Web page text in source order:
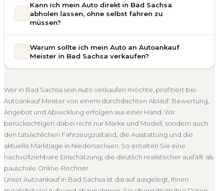
Bewertung ein. Anders als Online-Rechner berücksichtigen
wir den realen Zustand und die aktuelle Nachfrage für eine
Getriebeschaden
Faire Bewertung
Sachsa ist vollständig kostenlos und unverbindlich. Wir prüfen
Marke, Modell, Baujahr, Kilometerstand, Ausstattung,
Einschätzung, die nah am tatsächlichen Verkaufspreis liegt —
speziell für den Markt in Niedersachsen.
Kann ich mein Auto direkt in Bad Sachsa
abholen lassen, ohne selbst fahren zu
müssen?
umfasst die kostenlose Abholung direkt an Ihrer Adresse —
egal ob zu Hause, am Arbeitsplatz oder an einem Treffpunkt
erfolgt direkt bei Übergabe, auf Wunsch übernehmen wir
auch die Abmeldung.
Abholung Bad Sachsa Nicht fahrbereit
Barzahlung
Abmeldung inklusive
Warum sollte ich mein Auto an Autoankauf
Meister in Bad Sachsa verkaufen?
deutschlandweit an — auch in Bad Sachsa und ganz
Niedersachsen. Sie erhalten eine kostenlose Bewertung, ein
verbindliches Angebot und auf Wunsch den kompletten
Service von der Abholung bis zur Abmeldung. Über 4.800
zufriedene Kunden sprechen für sich.
Seit 2010 4.800+ Ankäufe
Komplettservice
Niedersachsen
Wer in Bad Sachsa sein Auto verkaufen möchte, profitiert bei
Autoankauf Meister von einem durchdachten Ablauf: Bewertung,
Angebot und Abwicklung erfolgen aus einer Hand. Wir
berücksichtigen dabei nicht nur Marke und Modell, sondern auch
den tatsächlichen Fahrzeugzustand, die Ausstattung und die
aktuelle Marktlage in Niedersachsen. So erhalten Sie eine
nachvollziehbare Einschätzung, die deutlich realistischer ausfällt als
pauschale Online-Rechner.
Unser Autoankauf in Bad Sachsa ist darauf ausgelegt, Ihnen